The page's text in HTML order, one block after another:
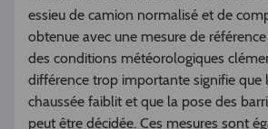
essieu de camion normalisé et de
obtenue avec une mesure de
des conditions météorologiques
différence trop importante signifie que
chaussée faiblit et que la pose des
peut être décidée. Ces mesures sont